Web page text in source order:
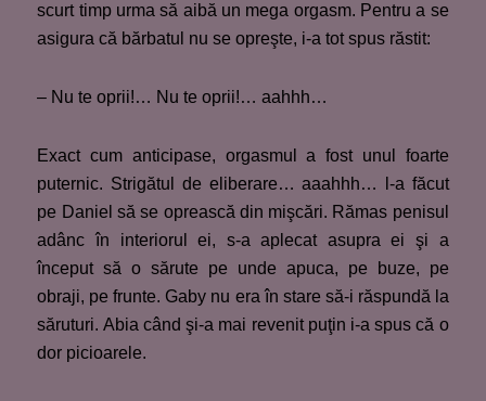
scurt timp urma să aibă un mega orgasm. Pentru a se
asigura că bărbatul nu se opreşte, i-a tot spus răstit:
– Nu te oprii!… Nu te oprii!… aahhh…
Exact cum anticipase, orgasmul a fost unul foarte
puternic. Strigătul de eliberare… aaahhh… l-a făcut
pe Daniel să se oprească din mişcări. Rămas penisul
adânc în interiorul ei, s-a aplecat asupra ei şi a
început să o sărute pe unde apuca, pe buze, pe
obraji, pe frunte. Gaby nu era în stare să-i răspundă la
săruturi. Abia când şi-a mai revenit puţin i-a spus că o
dor picioarele.